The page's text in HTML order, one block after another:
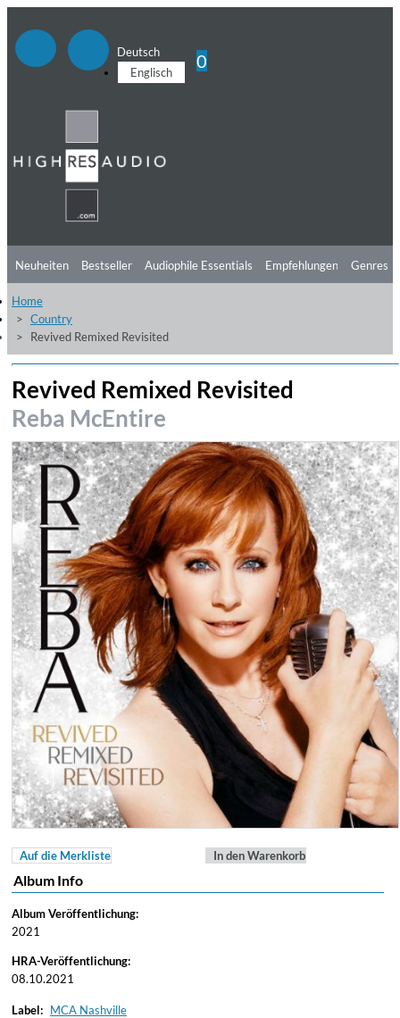
Deutsch
Englisch
0
Neuheiten Bestseller Audiophile Essentials Empfehlungen
Hörtipps
Videos
Genres
Home
Country
Revived Remixed Revisited
Revived Remixed Revisited
Reba McEntire
Auf die Merkliste In den Warenkorb
Album Info
Album Veröffentlichung:
2021
HRA-Veröffentlichung:
08.10.2021
Label: MCA Nashville